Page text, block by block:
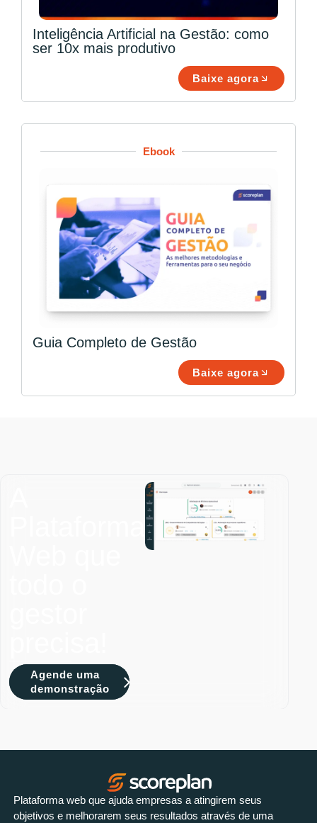
Inteligência Artificial na Gestão: como
ser 10x mais produtivo
Baixe agora
Ebook
Guia Completo de Gestão
Baixe agora
Agende uma
demonstração
Plataforma web que ajuda empresas a atingirem seus
objetivos e melhorarem seus resultados através de uma